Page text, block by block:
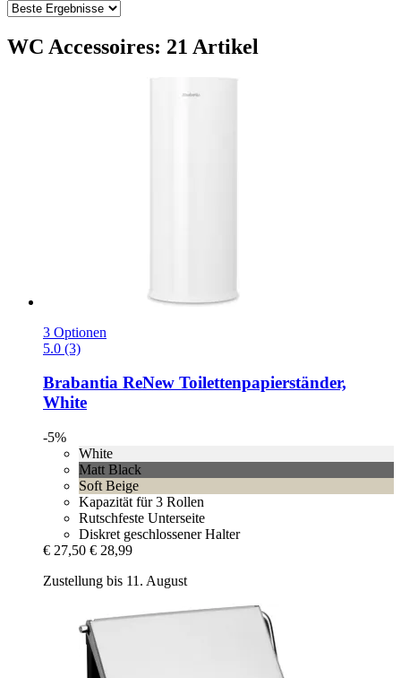
WC Accessoires: 21 Artikel
3 Optionen
5.0 (3)
Brabantia ReNew Toilettenpapierständer,
White
-5%
White
Matt Black
Soft Beige
Kapazität für 3 Rollen
Rutschfeste Unterseite
Diskret geschlossener Halter
€ 27,50 € 28,99
Zustellung bis 11. August